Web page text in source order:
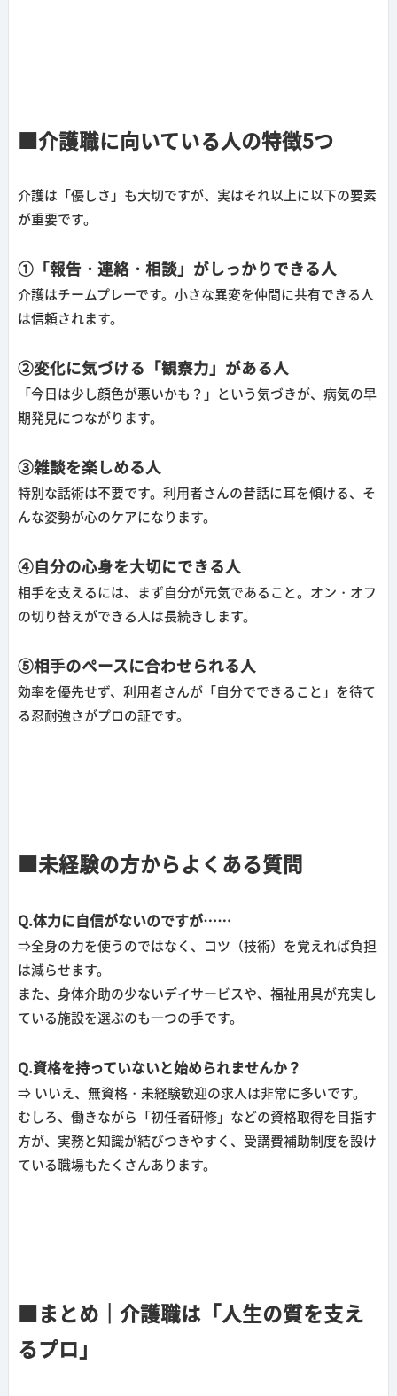
■介護職に向いている人の特徴5つ
介護は「優しさ」も大切ですが、実はそれ以上に以下の要素
が重要です。
①「報告・連絡・相談」がしっかりできる人
介護はチームプレーです。小さな異変を仲間に共有できる人
は信頼されます。
②変化に気づける「観察力」がある人
「今日は少し顔色が悪いかも？」という気づきが、病気の早
期発見につながります。
③雑談を楽しめる人
特別な話術は不要です。利用者さんの昔話に耳を傾ける、そ
んな姿勢が心のケアになります。
④自分の心身を大切にできる人
相手を支えるには、まず自分が元気であること。オン・オフ
の切り替えができる人は長続きします。
⑤相手のペースに合わせられる人
効率を優先せず、利用者さんが「自分でできること」を待て
る忍耐強さがプロの証です。
■未経験の方からよくある質問
Q.体力に自信がないのですが……
⇒全身の力を使うのではなく、コツ（技術）を覚えれば負担
は減らせます。
また、身体介助の少ないデイサービスや、福祉用具が充実し
ている施設を選ぶのも一つの手です。
Q.資格を持っていないと始められませんか？
⇒ いいえ、無資格・未経験歓迎の求人は非常に多いです。
むしろ、働きながら「初任者研修」などの資格取得を目指す
方が、実務と知識が結びつきやすく、受講費補助制度を設け
ている職場もたくさんあります。
■まとめ｜介護職は「人生の質を支え
るプロ」